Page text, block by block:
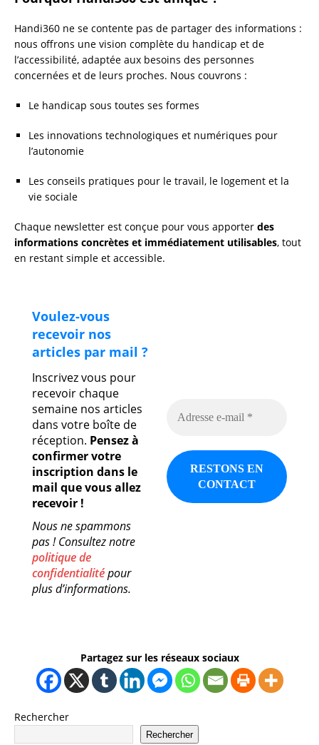
Handi360 ne se contente pas de partager des informations :
nous offrons une vision complète du handicap et de
l’accessibilité, adaptée aux besoins des personnes
concernées et de leurs proches. Nous couvrons :
Le handicap sous toutes ses formes
Les innovations technologiques et numériques pour
l’autonomie
Les conseils pratiques pour le travail, le logement et la
vie sociale
Chaque newsletter est conçue pour vous apporter des
informations concrètes et immédiatement utilisables, tout
en restant simple et accessible.
Voulez-vous
recevoir nos
articles par mail ?
Inscrivez vous pour
recevoir chaque
semaine nos articles
dans votre boîte de
réception. Pensez à
confirmer votre
inscription dans le
mail que vous allez
recevoir !
Nous ne spammons
pas ! Consultez notre
politique de
confidentialitépour
plus d’informations.
Partagez sur les réseaux sociaux
Rechercher
Rechercher